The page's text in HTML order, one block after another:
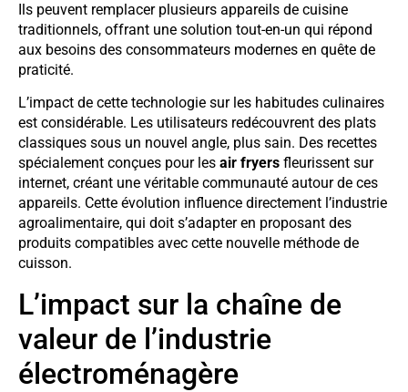
Ils peuvent remplacer plusieurs appareils de cuisine
traditionnels, offrant une solution tout-en-un qui répond
aux besoins des consommateurs modernes en quête de
praticité.
L’impact de cette technologie sur les habitudes culinaires
est considérable. Les utilisateurs redécouvrent des plats
classiques sous un nouvel angle, plus sain. Des recettes
spécialement conçues pour les air fryers fleurissent sur
internet, créant une véritable communauté autour de ces
appareils. Cette évolution influence directement l’industrie
agroalimentaire, qui doit s’adapter en proposant des
produits compatibles avec cette nouvelle méthode de
cuisson.
L’impact sur la chaîne de
valeur de l’industrie
électroménagère